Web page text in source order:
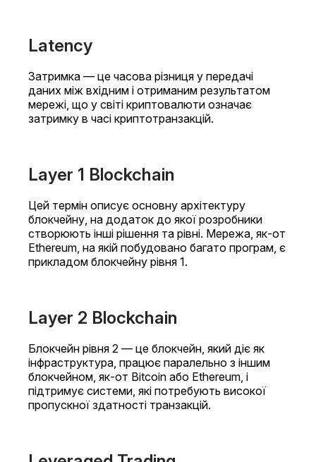
Latency
Затримка — це часова різниця у передачі
даних між вхідним і отриманим результатом
мережі, що у світі криптовалюти означає
затримку в часі криптотранзакцій.
Layer 1 Blockchain
Цей термін описує основну архітектуру
блокчейну, на додаток до якої розробники
створюють інші рішення та рівні. Мережа, як-от
Ethereum, на якій побудовано багато програм, є
прикладом блокчейну рівня 1.
Layer 2 Blockchain
Блокчейн рівня 2 — це блокчейн, який діє як
інфраструктура, працює паралельно з іншим
блокчейном, як-от Bitcoin або Ethereum, і
підтримує системи, які потребують високої
пропускної здатності транзакцій.